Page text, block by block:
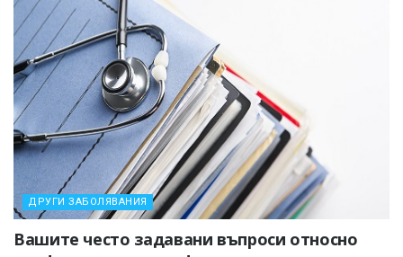
ДРУГИ ЗАБОЛЯВАНИЯ
Вашите често задавани въпроси относно